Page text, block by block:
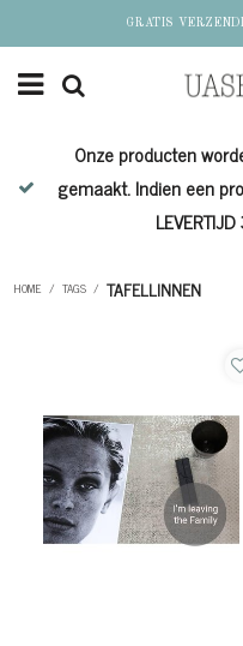
GRATIS
Onze producten
gemaakt. Indien een
HOME / TAGS / TAFELLINNEN